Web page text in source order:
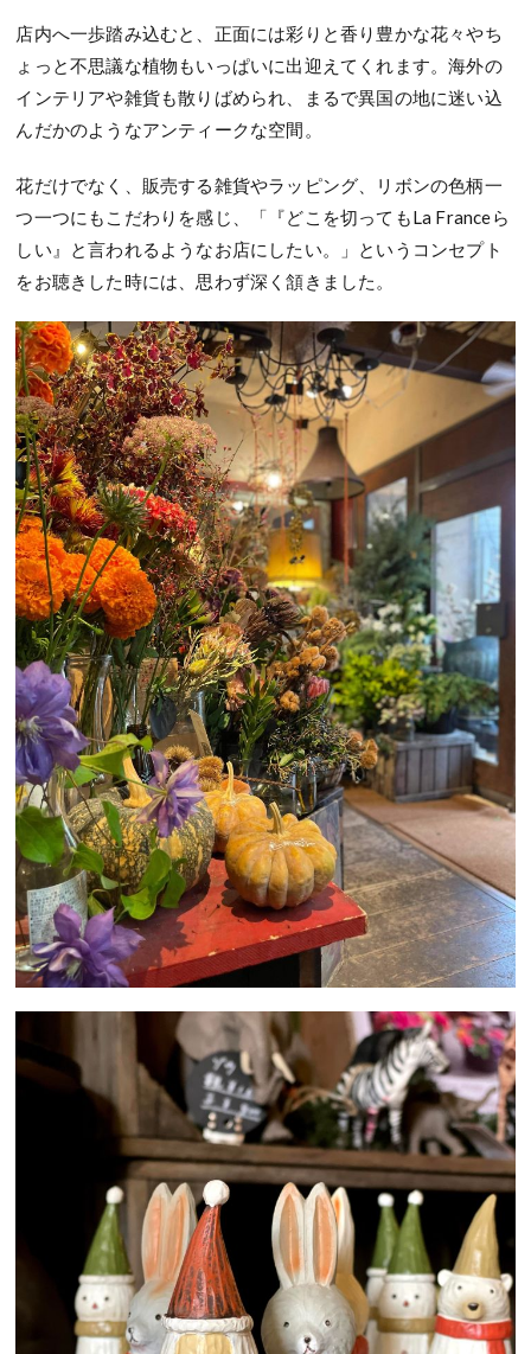
店内へ一歩踏み込むと、正面には彩りと香り豊かな花々やち
ょっと不思議な植物もいっぱいに出迎えてくれます。海外の
インテリアや雑貨も散りばめられ、まるで異国の地に迷い込
んだかのようなアンティークな空間。
花だけでなく、販売する雑貨やラッピング、リボンの色柄一
つ一つにもこだわりを感じ、「『どこを切ってもLa Franceら
しい』と言われるようなお店にしたい。」というコンセプト
をお聴きした時には、思わず深く頷きました。